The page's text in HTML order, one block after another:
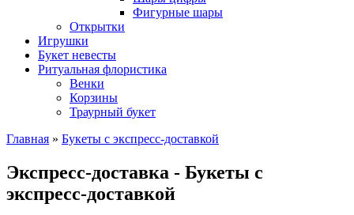
Фигурные шары
Открытки
Игрушки
Букет невесты
Ритуальная флористика
Венки
Корзины
Траурный букет
Главная » Букеты с экспресс-доставкой
Экспресс-доставка - Букеты с
экспресс-доставкой